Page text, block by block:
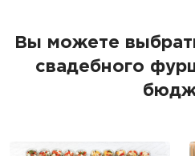
Вы можете
свадебного